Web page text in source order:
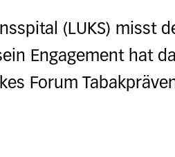
(LUKS) misst
Engagement hat
Forum